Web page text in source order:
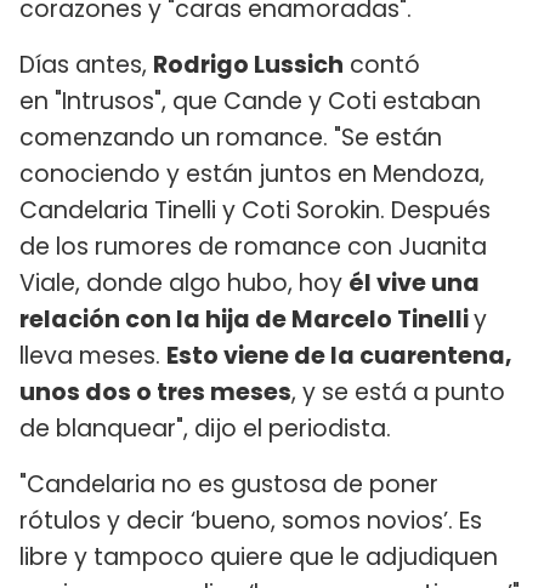
corazones y "caras enamoradas".
Días antes, Rodrigo Lussich contó
en "Intrusos", que Cande y Coti estaban
comenzando un romance. "Se están
conociendo y están juntos en Mendoza,
Candelaria Tinelli y Coti Sorokin. Después
de los rumores de romance con Juanita
Viale, donde algo hubo, hoy él vive una
relación con la hija de Marcelo Tinelliy
lleva meses. Esto viene de la cuarentena,
unos dos o tres meses, y se está a punto
de blanquear", dijo el periodista.
"Candelaria no es gustosa de poner
rótulos y decir ‘bueno, somos novios’. Es
libre y tampoco quiere que le adjudiquen